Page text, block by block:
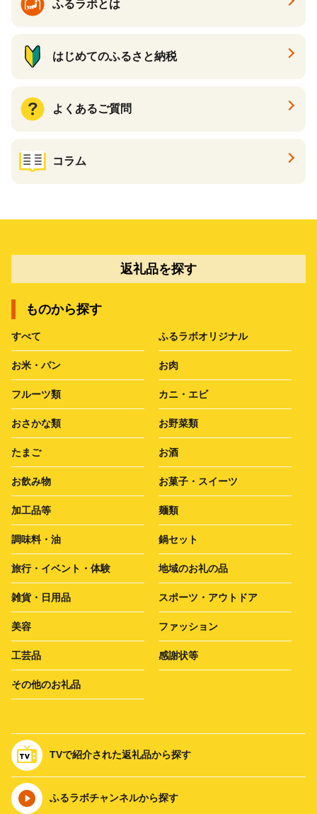
ふるラボとは
はじめてのふるさと納税
よくあるご質問
コラム
返礼品を探す
ものから探す
すべて ふるラボオリジナル
お米・パン お肉
フルーツ類 カニ・エビ
おさかな類 お野菜類
たまご お酒
お飲み物 お菓子・スイーツ
加工品等 麺類
調味料・油 鍋セット
旅行・イベント・体験 地域のお礼の品
雑貨・日用品 スポーツ・アウトドア
美容 ファッション
工芸品 感謝状等
その他のお礼品
TVで紹介された返礼品から探す
ふるラボチャンネルから探す